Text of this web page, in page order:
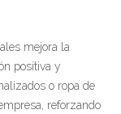
mejora la
positiva y
o ropa de
reforzando